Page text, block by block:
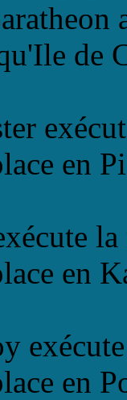
de
en
en
en